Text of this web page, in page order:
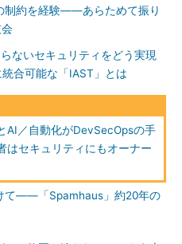
は、同時に「スピード」が求
す。セキュリティと両立させる
いのではないでしょうか。
は可能な限り自動化することが
す。テストを行い、そこで見つ
のは困難です。また、アプリケ
側にインテリジェンスを組み込
制約を経験――あらためて振り
ないセキュリティをどう実現
合可能な「IAST」とは
AI／自動化がDevSecOpsの手
セキュリティにもオーナー
て――「Spamhaus」約20年の